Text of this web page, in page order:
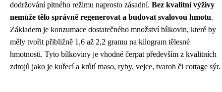
dodržování pitného režimu naprosto zásadní. Bez kvalitní výživy
nemůže tělo správně regenerovat a budovat svalovou hmotu.
Základem je konzumace dostatečného množství bílkovin, které by
měly tvořit přibližně 1,6 až 2,2 gramu na kilogram tělesné
hmotnosti. Tyto bílkoviny je vhodné čerpat především z kvalitních
zdrojů jako je kuřecí a krůtí maso, ryby, vejce, tvaroh či cottage sýr.